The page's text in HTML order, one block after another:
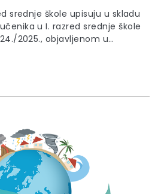
srednje škole upisuju u skladu
u I. razred srednje škole
2025., objavljenom u
i kriterijima za izbor